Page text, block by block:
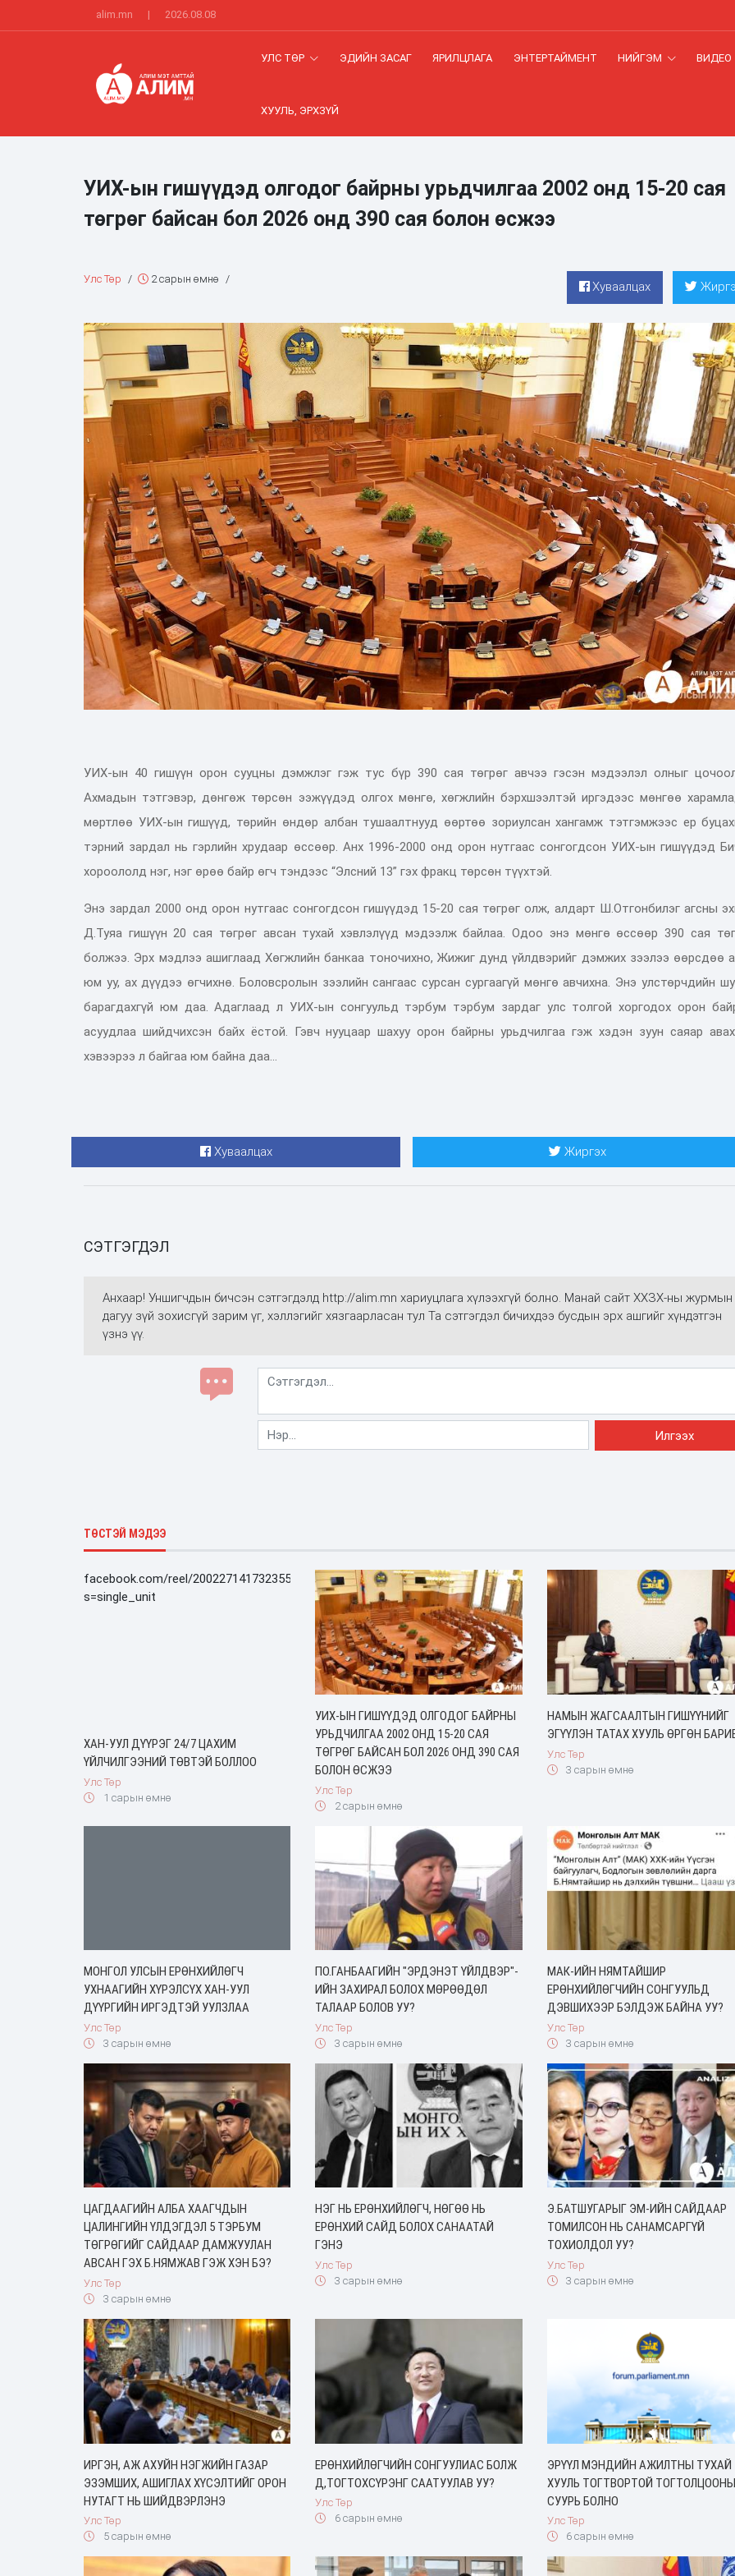
alim.mn | 2026.08.08
УЛС ТӨР ЭДИЙН ЗАСАГ ЯРИЛЦЛАГА ЭНТЕРТАЙМЕНТ НИЙГЭМ ВИДЕО
ХУУЛЬ, ЭРХЗҮЙ
УИХ-ын гишүүдэд олгодог байрны урьдчилгаа 2002 онд 15-20 сая
төгрөг байсан бол 2026 онд 390 сая болон өсжээ
Улс Төр / 2 сарын өмнө / Хуваалцах
УИХ-ын 40 гишүүн орон сууцны дэмжлэг гэж тус бүр 390 сая төгрөг авчээ гэсэн мэдээлэл олныг
Ахмадын тэтгэвэр, дөнгөж төрсөн ээжүүдэд олгох мөнгө, хөгжлийн бэрхшээлтэй иргэдээс мөнгөө
мөртлөө УИХ-ын гишүүд, төрийн өндөр албан тушаалтнууд өөртөө зориулсан хангамж тэтгэмжээс ер
тэрний зардал нь гэрлийн хрудаар өссөөр. Анх 1996-2000 онд орон нутгаас сонгогдсон УИХ-ын гишүүдэд
хороололд нэг, нэг өрөө байр өгч тэндээс “Элсний 13” гэх фракц төрсөн түүхтэй.
Энэ зардал 2000 онд орон нутгаас сонгогдсон гишүүдэд 15-20 сая төгрөг олж, алдарт Ш.Отгонбилэг агсны
Д.Туяа гишүүн 20 сая төгрөг авсан тухай хэвлэлүүд мэдээлж байлаа. Одоо энэ мөнгө өссөөр 390 сая
болжээ. Эрх мэдлээ ашиглаад Хөгжлийн банкаа тоночихно, Жижиг дунд үйлдвэрийг дэмжих зээлээ өөрсдөө
юм уу, ах дүүдээ өгчихнө. Боловсролын зээлийн сангаас сурсан сургаагүй мөнгө авчихна. Энэ улстөрчдийн
барагдахгүй юм даа. Адаглаад л УИХ-ын сонгуульд тэрбум тэрбум зардаг улс толгой хоргодох орон
асуудлаа шийдчихсэн байх ёстой. Гэвч нууцаар шахуу орон байрны урьдчилгаа гэж хэдэн зуун саяар
хэвээрээ л байгаа юм байна даа…
Хуваалцах Жиргэх
СЭТГЭГДЭЛ
Анхаар! Уншигчдын бичсэн сэтгэгдэлд http://alim.mn хариуцлага хүлээхгүй болно. Манай сайт ХХЗХ-ны журмын
дагуу зүй зохисгүй зарим үг, хэллэгийг хязгаарласан тул Та сэтгэгдэл бичихдээ бусдын эрх ашгийг хүндэтгэн
үзнэ үү.
ТӨСТЭЙ МЭДЭЭ
facebook.com/reel/2002271417323556/?
s=single_unit
ХАН-УУЛ ДҮҮРЭГ 24/7 ЦАХИМ
ҮЙЛЧИЛГЭЭНИЙ ТӨВТЭЙ БОЛЛОО
Улс Төр
1 сарын өмнө
УИХ-ЫН ГИШҮҮДЭД ОЛГОДОГ БАЙРНЫ
УРЬДЧИЛГАА 2002 ОНД 15-20 САЯ
ТӨГРӨГ БАЙСАН БОЛ 2026 ОНД 390 САЯ
БОЛОН ӨСЖЭЭ
Улс Төр
2 сарын өмнө
НАМЫН ЖАГСААЛТЫН ГИШҮҮНИЙГ
ЭГҮҮЛЭН ТАТАХ ХУУЛЬ ӨРГӨН
Улс Төр
3 сарын өмнө
МОНГОЛ УЛСЫН ЕРӨНХИЙЛӨГЧ
УХНААГИЙН ХҮРЭЛСҮХ ХАН-УУЛ
ДҮҮРГИЙН ИРГЭДТЭЙ УУЛЗЛАА
Улс Төр
3 сарын өмнө
ПО.ГАНБААГИЙН "ЭРДЭНЭТ ҮЙЛДВЭР"-
ИЙН ЗАХИРАЛ БОЛОХ МӨРӨӨДӨЛ
ТАЛААР БОЛОВ УУ?
Улс Төр
3 сарын өмнө
МАК-ИЙН НЯМТАЙШИР
ЕРӨНХИЙЛӨГЧИЙН СОНГУУЛЬД
ДЭВШИХЭЭР БЭЛДЭЖ БАЙНА УУ?
Улс Төр
3 сарын өмнө
ЦАГДААГИЙН АЛБА ХААГЧДЫН
ЦАЛИНГИЙН ҮЛДЭГДЭЛ 5 ТЭРБУМ
ТӨГРӨГИЙГ САЙДААР ДАМЖУУЛАН
АВСАН ГЭХ Б.НЯМЖАВ ГЭЖ ХЭН БЭ?
Улс Төр
3 сарын өмнө
НЭГ НЬ ЕРӨНХИЙЛӨГЧ, НӨГӨӨ НЬ
ЕРӨНХИЙ САЙД БОЛОХ САНААТАЙ
ГЭНЭ
Улс Төр
3 сарын өмнө
Э.БАТШУГАРЫГ ЭМ-ИЙН САЙДААР
ТОМИЛСОН НЬ САНАМСАРГҮЙ
ТОХИОЛДОЛ УУ?
Улс Төр
3 сарын өмнө
ИРГЭН, АЖ АХУЙН НЭГЖИЙН ГАЗАР
ЭЗЭМШИХ, АШИГЛАХ ХҮСЭЛТИЙГ ОРОН
НУТАГТ НЬ ШИЙДВЭРЛЭНЭ
Улс Төр
5 сарын өмнө
ЕРӨНХИЙЛӨГЧИЙН СОНГУУЛИАС БОЛЖ
Д,ТОГТОХСҮРЭНГ СААТУУЛАВ УУ?
Улс Төр
6 сарын өмнө
ЭРҮҮЛ МЭНДИЙН АЖИЛТНЫ ТУХАЙ
ХУУЛЬ ТОГТВОРТОЙ ТОГТОЛЦООНЫ
СУУРЬ БОЛНО
Улс Төр
6 сарын өмнө